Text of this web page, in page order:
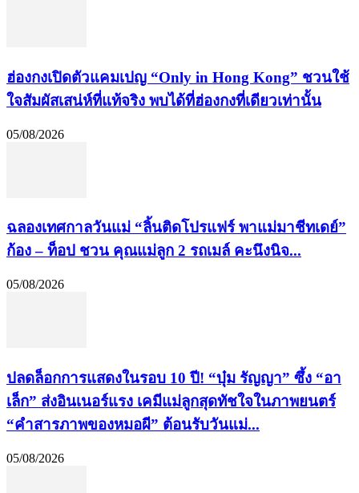
ฮ่องกงเปิดตัวแคมเปญ “Only in Hong Kong” ชวนใช้
ใจสัมผัสเสน่ห์ที่แท้จริง พบได้ที่ฮ่องกงที่เดียวเท่านั้น
05/08/2026
ฉลองเทศกาลวันแม่ “ลิ้นติดโปรแฟร์ พาแม่มาชีทเดย์”
ก้อง – ท็อป ชวน คุณแม่ลูก 2 รถเมล์ คะนึงนิจ...
05/08/2026
ปลดล็อกการแสดงในรอบ 10 ปี! “บุ๋ม รัญญา” ซึ้ง “อา
เล็ก” ส่งอินเนอร์แรง เคมีแม่ลูกสุดทัชใจในภาพยนตร์
“คำสารภาพของหมอผี” ต้อนรับวันแม่...
05/08/2026